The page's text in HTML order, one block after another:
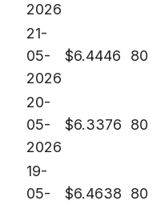
2026
21-
05-
2026
$6.4446 80
20-
05-
2026
$6.3376 80
19-
05-
$6.4638 80